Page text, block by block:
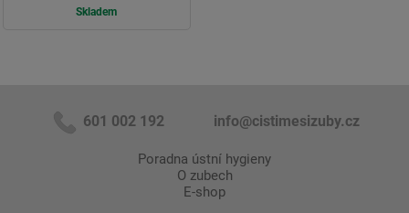
Skladem
601 002 192 info@cistimesizuby.cz
Poradna ústní hygieny
O zubech
E-shop